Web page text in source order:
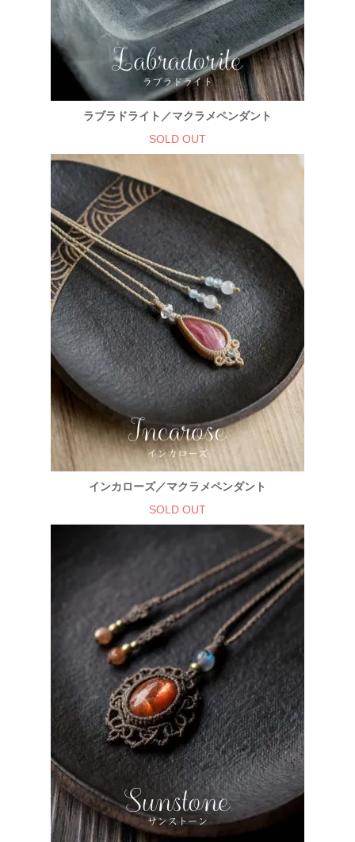
ラブラドライト／マクラメペンダント
SOLD OUT
インカローズ／マクラメペンダント
SOLD OUT